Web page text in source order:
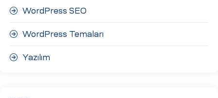
WordPress SEO
WordPress Temaları
Yazılım